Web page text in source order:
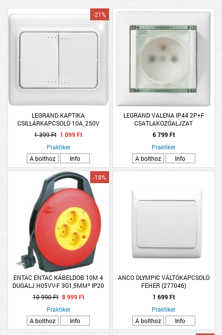
LEGRAND KAPTIKA
CSILLÁRKAPCSOLÓ 10A, 250V
-21%
1 399 Ft 1 099 Ft
Praktiker
A bolthoz
Info
LEGRAND VALENA IP44 2P+F
CSATLAKOZÓALJZAT
CSAPÓFEDÉLLEL FEHÉR
6 799 Ft
Praktiker
A bolthoz
Info
ENTAC ENTAC KÁBELDOB 10M 4
DUGALJ H05VV-F 3G1,5MM² IP20
-18%
10 990 Ft 8 999 Ft
Praktiker
A bolthoz
Info
ANCO OLYMPIC VÁLTÓKAPCSOLÓ
FEHÉR (277046)
1 699 Ft
Praktiker
A bolthoz
Info